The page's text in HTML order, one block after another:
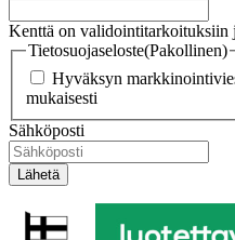
Kenttä on validointitarkoituksiin
Tietosuojaseloste(Pakollinen)
Hyväksyn
mukaisesti
Sähköposti